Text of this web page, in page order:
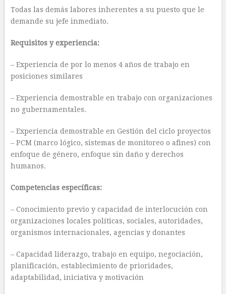
Todas las demás labores inherentes a su puesto que le
demande su jefe inmediato.
Requisitos y experiencia:
– Experiencia de por lo menos 4 años de trabajo en
posiciones similares
– Experiencia demostrable en trabajo con organizaciones
no gubernamentales.
– Experiencia demostrable en Gestión del ciclo proyectos
– PCM (marco lógico, sistemas de monitoreo o afines) con
enfoque de género, enfoque sin daño y derechos
humanos.
Competencias específicas:
– Conocimiento previo y capacidad de interlocución con
organizaciones locales políticas, sociales, autoridades,
organismos internacionales, agencias y donantes
– Capacidad liderazgo, trabajo en equipo, negociación,
planificación, establecimiento de prioridades,
adaptabilidad, iniciativa y motivación